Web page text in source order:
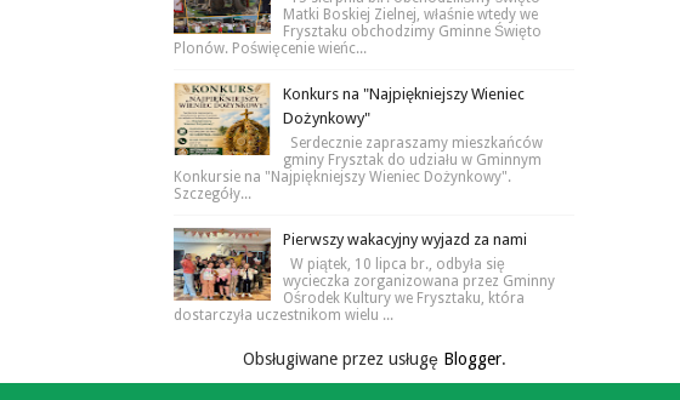
Matki Boskiej Zielnej, właśnie wtedy we
Frysztaku obchodzimy Gminne Święto
Plonów. Poświęcenie wieńc...
Konkurs na "Najpiękniejszy Wieniec
Dożynkowy"
Serdecznie zapraszamy mieszkańców
gminy Frysztak do udziału w Gminnym
Konkursie na "Najpiękniejszy Wieniec Dożynkowy".
Szczegóły...
Pierwszy wakacyjny wyjazd za nami
W piątek, 10 lipca br., odbyła się
wycieczka zorganizowana przez Gminny
Ośrodek Kultury we Frysztaku, która
dostarczyła uczestnikom wielu ...
Obsługiwane przez usługę Blogger.